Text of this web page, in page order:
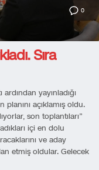
0
Sıra
yayınladığı
açıklamış oldu.
son toplantıları”
içi en dolu
ve aday
etmiş oldular. Gelecek